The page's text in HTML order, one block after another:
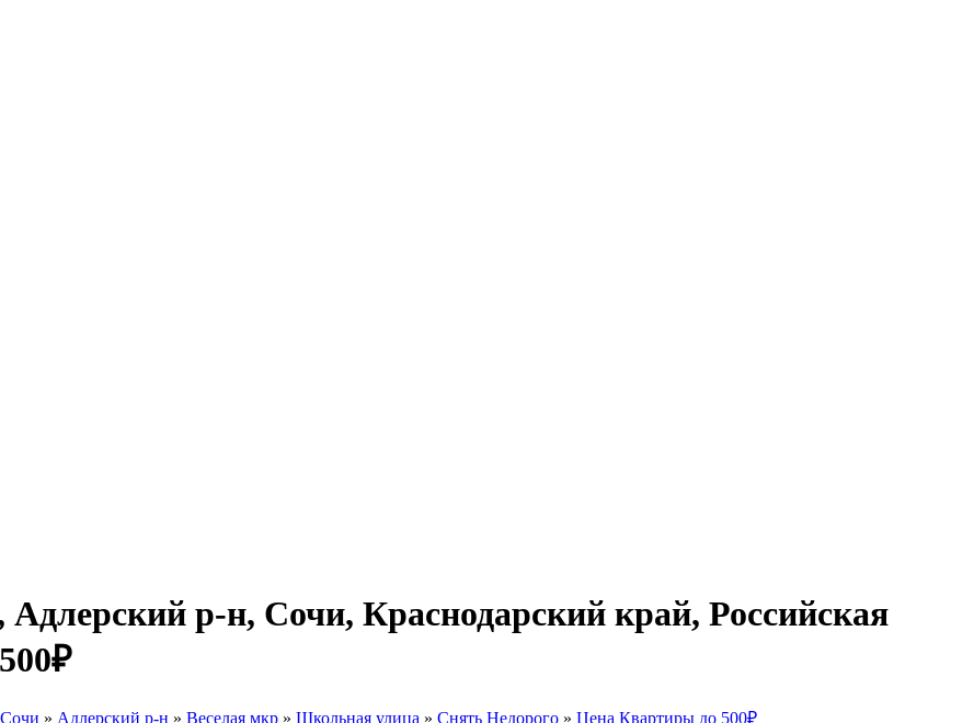
р-н, Сочи, Краснодарский край, Российская
Сочи » Адлерский р-н » Веселая мкр » Школьная улица » Снять Недорого » Цена Квартиры до 500₽